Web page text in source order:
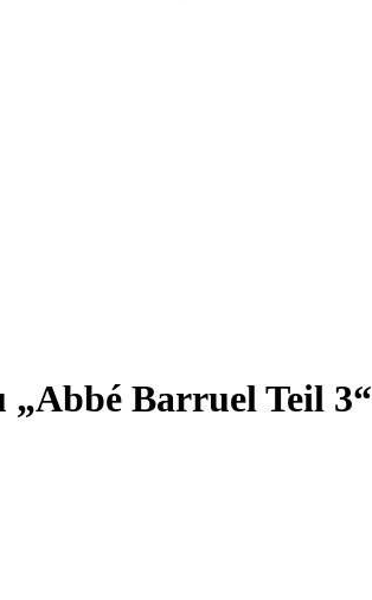
Barruel Teil 3“